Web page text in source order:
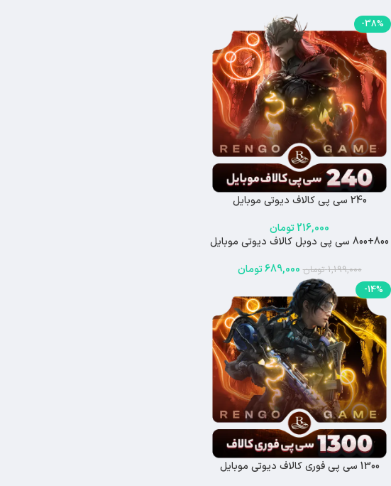
-38%
240 سی پی کالاف دیوتی موبایل
216,000تومان
-43%
اتمام موجودی
800+800 سی پی دوبل کالاف دیوتی موبایل
1,199,000 تومان 689,000تومان
-14%
1300 سی پی فوری کالاف دیوتی موبایل